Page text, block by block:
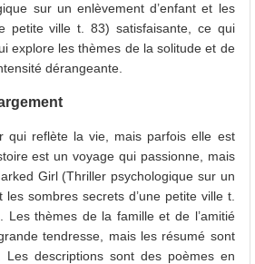
sur un enlèvement d’enfant et les
petite ville t. 83) satisfaisante, ce qui
explore les thèmes de la solitude et de
dérangeante.
qui reflète la vie, mais parfois elle est
est un voyage qui passionne, mais
Girl (Thriller psychologique sur un
les sombres secrets d’une petite ville t.
Les thèmes de la famille et de l’amitié
tendresse, mais les résumé sont
Les descriptions sont des poèmes en